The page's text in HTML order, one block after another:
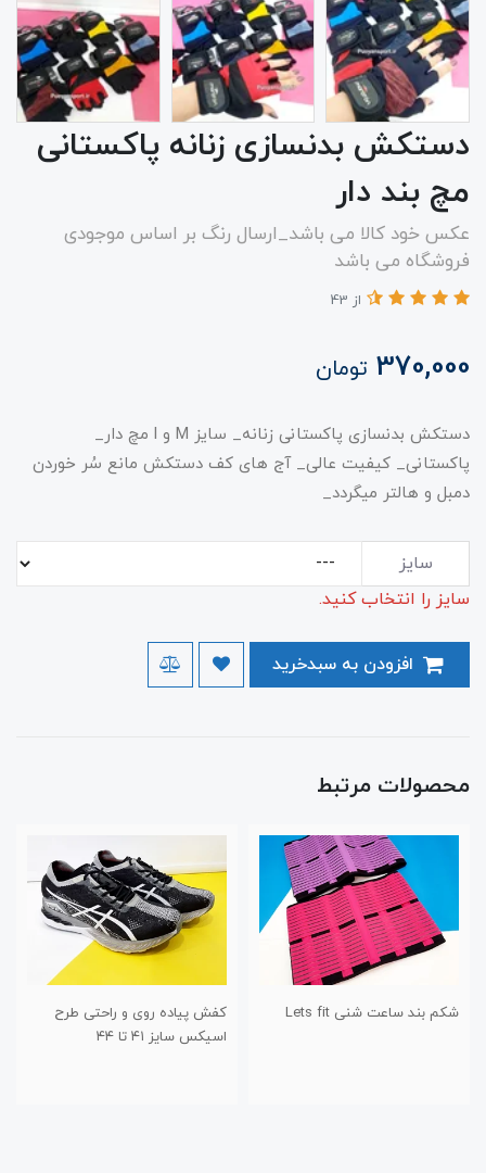
دستکش بدنسازی زنانه پاکستانی
مچ بند دار
عکس خود کالا می باشد_ارسال رنگ‌ بر اساس موجودی
فروشگاه می باشد
از 43
370,000 تومان
دستکش بدنسازی پاکستانی زنانه_ سایز M و l مچ دار_
پاکستانی_ کیفیت عالی_ آج های کف دستکش مانع سُر خوردن
دمبل و هالتر میگردد_
سایز
سایز را انتخاب کنید.
محصولات مرتبط
شکم بند ساعت شنی Lets fit
کفش پیاده روی و راحتی طرح
اسیکس سایز ۴۱ تا ۴۴